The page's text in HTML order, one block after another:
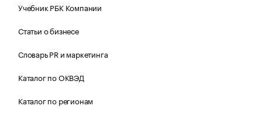
Учебник РБК Компании
Статьи о бизнесе
Словарь PR и маркетинга
Каталог по ОКВЭД
Каталог по регионам